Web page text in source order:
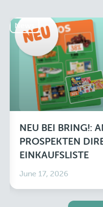
News
NEU BEI BRING!:
PROSPEKTEN
EINKAUFSLISTE
June 17, 2026